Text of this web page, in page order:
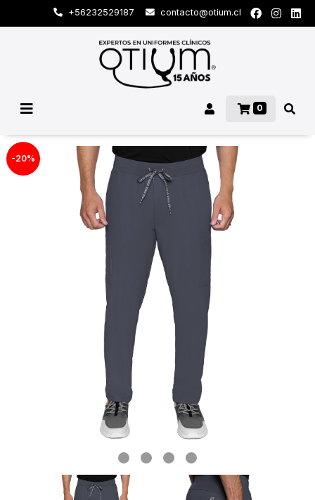
+56232529187 contacto@otium.cl
0
-20%